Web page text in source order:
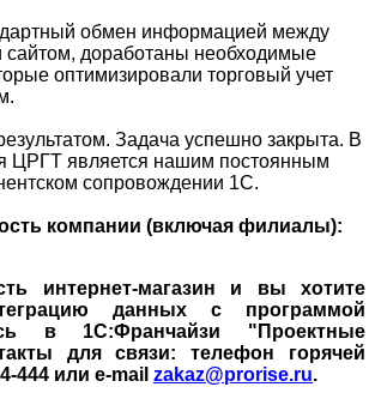
обмен информацией между
доработаны необходимые
оптимизировали торговый учет
Задача успешно закрыта. В
ЦРГТ является нашим постоянным
сопровождении 1С.
компании (включая филиалы):
интернет-магазин и вы хотите
данных с программой
в 1С:Франчайзи "Проектные
для связи: телефон горячей
444 или e-mail zakaz@prorise.ru.